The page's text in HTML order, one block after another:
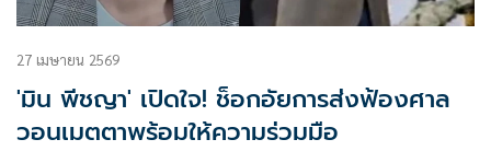
27 เมษายน 2569
'มิน พีชญา' เปิดใจ! ช็อกอัยการส่งฟ้องศาล
วอนเมตตาพร้อมให้ความร่วมมือ